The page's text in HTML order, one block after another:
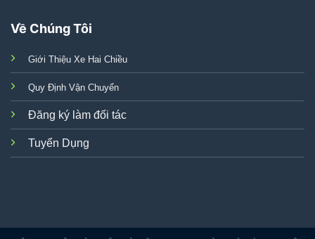
Về Chúng Tôi
Giới Thiệu Xe Hai Chiều
Quy Định Vận Chuyển
Đăng ký làm đối tác
Tuyển Dụng